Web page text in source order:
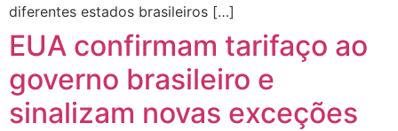
diferentes estados brasileiros […]
EUA confirmam tarifaço ao
governo brasileiro e
sinalizam novas exceções